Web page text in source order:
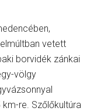
vetett
borvidék zánkai
völgy
re. Szőlőkultúra